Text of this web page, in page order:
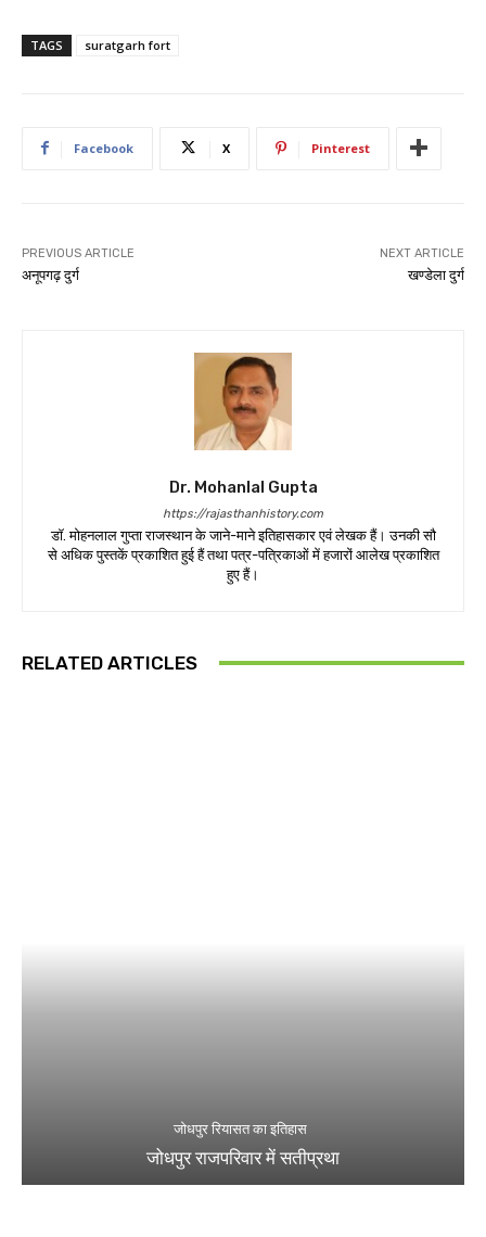
TAGS suratgarh fort
Facebook X Pinterest
PREVIOUS ARTICLE
अनूपगढ़ दुर्ग
NEXT ARTICLE
खण्डेला दुर्ग
Dr. Mohanlal Gupta
https://rajasthanhistory.com
डॉ. मोहनलाल गुप्ता राजस्थान के जाने-माने इतिहासकार एवं लेखक हैं। उनकी सौ
से अधिक पुस्तकें प्रकाशित हुई हैं तथा पत्र-पत्रिकाओं में हजारों आलेख प्रकाशित
हुए हैं।
RELATED ARTICLES
जोधपुर रियासत का इतिहास
जोधपुर राजपरिवार में सतीप्रथा